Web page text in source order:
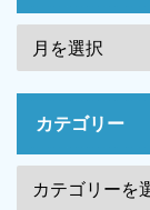
カテゴリー